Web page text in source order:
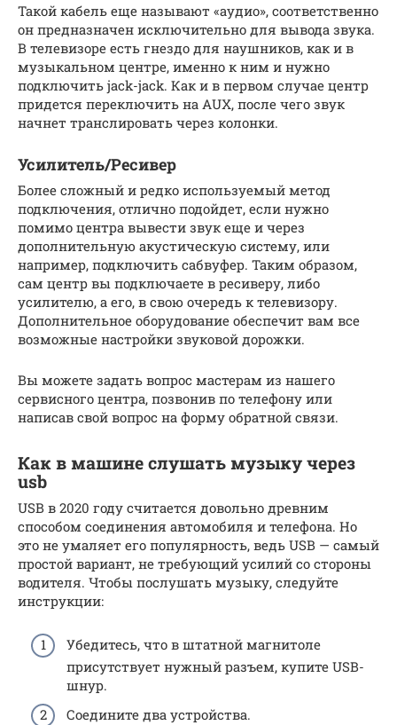
Такой кабель еще называют «аудио», соответственно
он предназначен исключительно для вывода звука.
В телевизоре есть гнездо для наушников, как и в
музыкальном центре, именно к ним и нужно
подключить jack-jack. Как и в первом случае центр
придется переключить на AUX, после чего звук
начнет транслировать через колонки.
Усилитель/Ресивер
Более сложный и редко используемый метод
подключения, отлично подойдет, если нужно
помимо центра вывести звук еще и через
дополнительную акустическую систему, или
например, подключить сабвуфер. Таким образом,
сам центр вы подключаете в ресиверу, либо
усилителю, а его, в свою очередь к телевизору.
Дополнительное оборудование обеспечит вам все
возможные настройки звуковой дорожки.
Вы можете задать вопрос мастерам из нашего
сервисного центра, позвонив по телефону или
написав свой вопрос на форму обратной связи.
Как в машине слушать музыку через
usb
USB в 2020 году считается довольно древним
способом соединения автомобиля и телефона. Но
это не умаляет его популярность, ведь USB — самый
простой вариант, не требующий усилий со стороны
водителя. Чтобы послушать музыку, следуйте
инструкции:
Убедитесь, что в штатной магнитоле
присутствует нужный разъем, купите USB-
шнур.
Соедините два устройства.